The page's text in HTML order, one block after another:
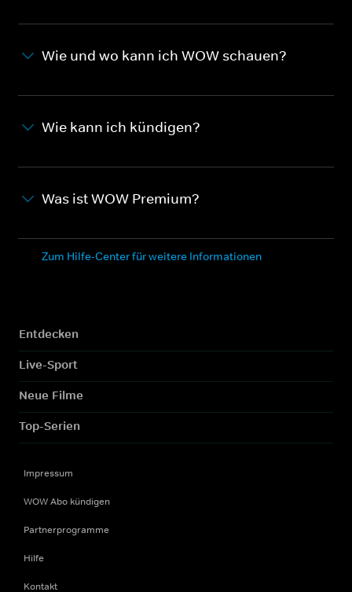
Wie und wo kann ich WOW schauen?
Wie kann ich kündigen?
Was ist WOW Premium?
Zum Hilfe-Center für weitere Informationen
Entdecken
Live-Sport
Neue Filme
Top-Serien
Impressum
WOW Abo kündigen
Partnerprogramme
Hilfe
Kontakt